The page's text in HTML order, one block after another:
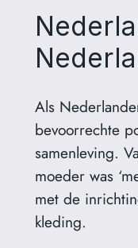
Als
bevoorrechte
samenleving.
moeder was
met de
kleding.